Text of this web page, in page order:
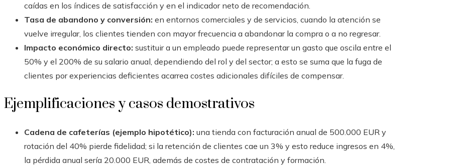
caídas en los índices de satisfacción y en el indicador neto de recomendación.
Tasa de abandono y conversión: en entornos comerciales y de servicios, cuando la atención se
vuelve irregular, los clientes tienden con mayor frecuencia a abandonar la compra o a no regresar.
Impacto económico directo: sustituir a un empleado puede representar un gasto que oscila entre el
50% y el 200% de su salario anual, dependiendo del rol y del sector; a esto se suma que la fuga de
clientes por experiencias deficientes acarrea costes adicionales difíciles de compensar.
Ejemplificaciones y casos demostrativos
Cadena de cafeterías (ejemplo hipotético): una tienda con facturación anual de 500.000 EUR y
rotación del 40% pierde fidelidad; si la retención de clientes cae un 3% y esto reduce ingresos en 4%,
la pérdida anual sería 20.000 EUR, además de costes de contratación y formación.